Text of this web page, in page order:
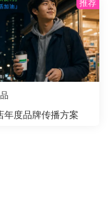
年度品牌传播方案